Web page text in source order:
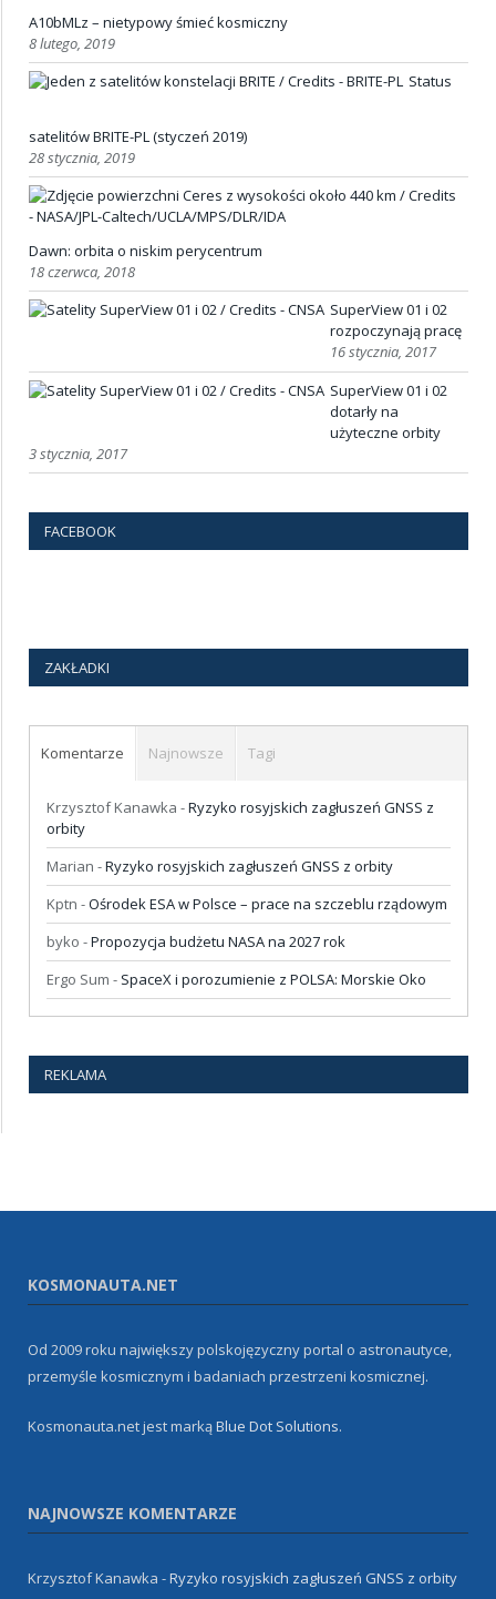
A10bMLz – nietypowy śmieć kosmiczny
8 lutego, 2019
Status
satelitów BRITE-PL (styczeń 2019)
28 stycznia, 2019
Dawn: orbita o niskim perycentrum
18 czerwca, 2018
SuperView 01 i 02
rozpoczynają pracę
16 stycznia, 2017
SuperView 01 i 02
dotarły na
użyteczne orbity
3 stycznia, 2017
FACEBOOK
ZAKŁADKI
Komentarze Najnowsze Tagi
Krzysztof Kanawka -Ryzyko rosyjskich zagłuszeń GNSS z
orbity
Marian -Ryzyko rosyjskich zagłuszeń GNSS z orbity
Kptn -Ośrodek ESA w Polsce – prace na szczeblu rządowym
byko -Propozycja budżetu NASA na 2027 rok
Ergo Sum - SpaceX i porozumienie z POLSA: Morskie Oko
REKLAMA
KOSMONAUTA.NET
Od 2009 roku największy polskojęzyczny portal o astronautyce,
przemyśle kosmicznym i badaniach przestrzeni kosmicznej.
Kosmonauta.net jest markąBlue Dot Solutions.
NAJNOWSZE KOMENTARZE
Krzysztof Kanawka -Ryzyko rosyjskich zagłuszeń GNSS z orbity